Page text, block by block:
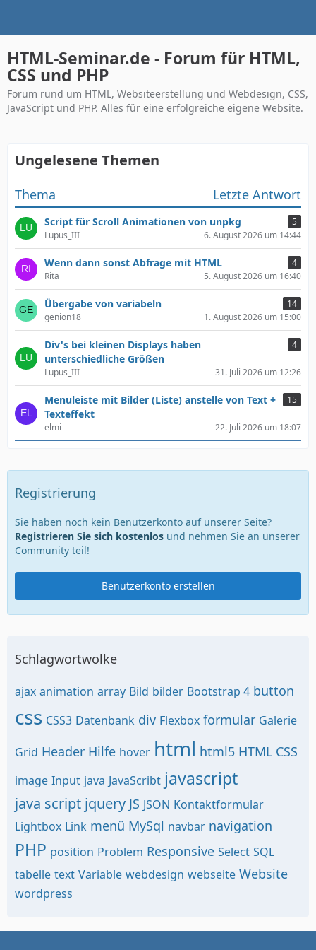
HTML-Seminar.de - Forum für HTML,
CSS und PHP
Forum rund um HTML, Websiteerstellung und Webdesign, CSS,
JavaScript und PHP. Alles für eine erfolgreiche eigene Website.
Ungelesene Themen
Thema Letzte Antwort
Script für Scroll Animationen von unpkg
5
Lupus_III
6. August 2026 um 14:44
Wenn dann sonst Abfrage mit HTML
4
Rita
5. August 2026 um 16:40
Übergabe von variabeln
14
genion18
1. August 2026 um 15:00
Div's bei kleinen Displays haben
unterschiedliche Größen
4
Lupus_III 31. Juli 2026 um 12:26
Menuleiste mit Bilder (Liste) anstelle von Text +
Texteffekt
15
elmi 22. Juli 2026 um 18:07
Registrierung
Sie haben noch kein Benutzerkonto auf unserer Seite?
Registrieren Sie sich kostenlos und nehmen Sie an unserer
Community teil!
Benutzerkonto erstellen
Schlagwortwolke
ajax animation array Bild bilder Bootstrap 4 button
css CSS3 Datenbank div Flexbox formular Galerie
Grid Header Hilfe hover html html5 HTML CSS
image Input java JavaScribt javascript
java script jquery JS JSON Kontaktformular
Lightbox Link menü MySql navbar navigation
PHP position Problem Responsive Select SQL
tabelle text Variable webdesign webseite Website
wordpress